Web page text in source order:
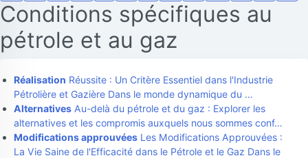
Conditions spécifiques au
pétrole et au gaz
Réalisation Réussite : Un Critère Essentiel dans l'Industrie
Pétrolière et Gazière Dans le monde dynamique du …
Alternatives Au-delà du pétrole et du gaz : Explorer les
alternatives et les compromis auxquels nous sommes conf…
Modifications approuvées Les Modifications Approuvées :
La Vie Saine de l'Efficacité dans le Pétrole et le Gaz Dans le